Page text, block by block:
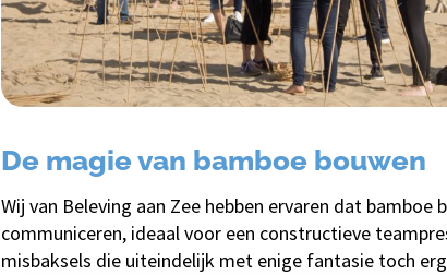
De magie van bamboe bouwen
Wij van Beleving aan Zee hebben ervaren dat
communiceren, ideaal voor een constructieve
misbaksels die uiteindelijk met enige fantasie toch